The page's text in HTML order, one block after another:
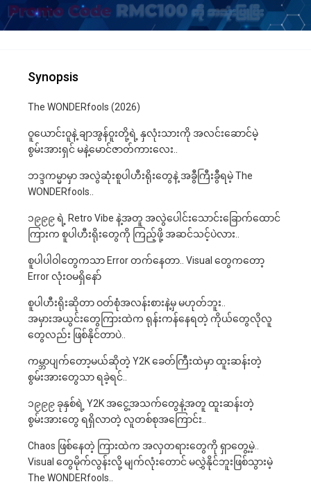
Synopsis
The WONDERfools (2026)
ဝူယောင်းဝူနဲ့ ချာအွန်ဝူးတို့ရဲ့ နှလုံးသားကို အလင်းဆောင်မဲ့
စွမ်းအားရှင် မနဲ့မောင်ဇာတ်ကားလေး..
ဘဒ္ဒကမ္မာမှာ အလွဲဆုံးစူပါဟီးရိုးတွေနဲ့ အခွီကြီးခွီရမဲ့ The
WONDERfools..
၁၉၉၉ ရဲ့ Retro Vibe နဲ့အတူ အလွဲပေါင်းသောင်းခြောက်ထောင်
ကြားက စူပါဟီးရိုးတွေကို ကြည့်ဖို့ အဆင်သင့်ပဲလား..
စူပါပါဝါတွေကသာ Error တက်နေတာ.. Visual တွေကတော့
Error လုံးဝမရှိနော်
စူပါဟီးရိုးဆိုတာ ဝတ်စုံအလန်းစားနဲ့မှ မဟုတ်ဘူး..
အမှားအယွင်းတွေကြားထဲက ရုန်းကန်နေရတဲ့ ကိုယ်တွေလိုလူ
တွေလည်း ဖြစ်နိုင်တာပဲ..
ကမ္ဘာပျက်တော့မယ်ဆိုတဲ့ Y2K ခေတ်ကြီးထဲမှာ ထူးဆန်းတဲ့
စွမ်းအားတွေသာ ရခဲ့ရင်..
၁၉၉၉ ခုနှစ်ရဲ့ Y2K အငွေ့အသက်တွေနဲ့အတူ ထူးဆန်းတဲ့
စွမ်းအားတွေ ရရှိလာတဲ့ လူတစ်စုအကြောင်း..
Chaos ဖြစ်နေတဲ့ ကြားထဲက အလှတရားတွေကို ရှာတွေ့မဲ့..
Visual တွေမိုက်လွန်းလို့ မျက်လုံးတောင် မလွှဲနိုင်ဘူးဖြစ်သွားမဲ့
The WONDERfools..